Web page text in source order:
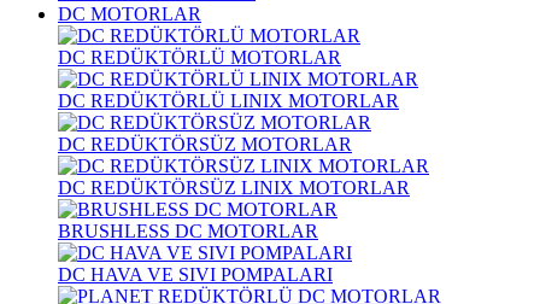
DC MOTORLAR
DC REDÜKTÖRLÜ MOTORLAR
DC REDÜKTÖRLÜ LINIX MOTORLAR
DC REDÜKTÖRSÜZ MOTORLAR
DC REDÜKTÖRSÜZ LINIX MOTORLAR
BRUSHLESS DC MOTORLAR
DC HAVA VE SIVI POMPALARI